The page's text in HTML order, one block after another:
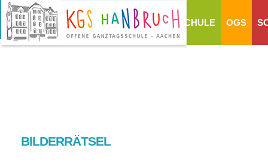
SCHULE OGS
BILDERRÄTSEL